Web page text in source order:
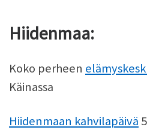
Hiidenmaa:
Koko perheen
Käinassa
Hiidenmaan kahvilapäivä